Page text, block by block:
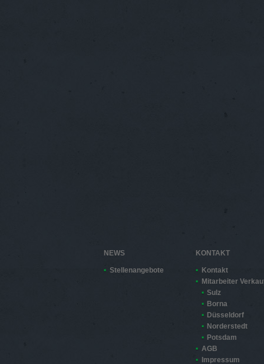
NEWS
Stellenangebote
KONTAKT
Kontakt
Mitarbeiter
Sulz
Borna
Düsseldorf
Norderstedt
Potsdam
AGB
Impressum